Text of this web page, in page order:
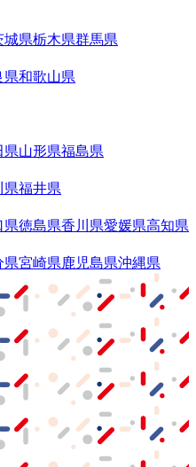
城県栃木県群馬県
県和歌山県
県山形県福島県
県福井県
県徳島県香川県愛媛県高知県
県宮崎県鹿児島県沖縄県